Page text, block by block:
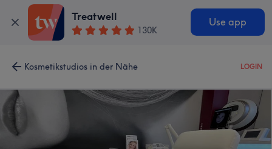
Treatwell
130K
Use app
Kosmetikstudios in der Nähe LOGIN